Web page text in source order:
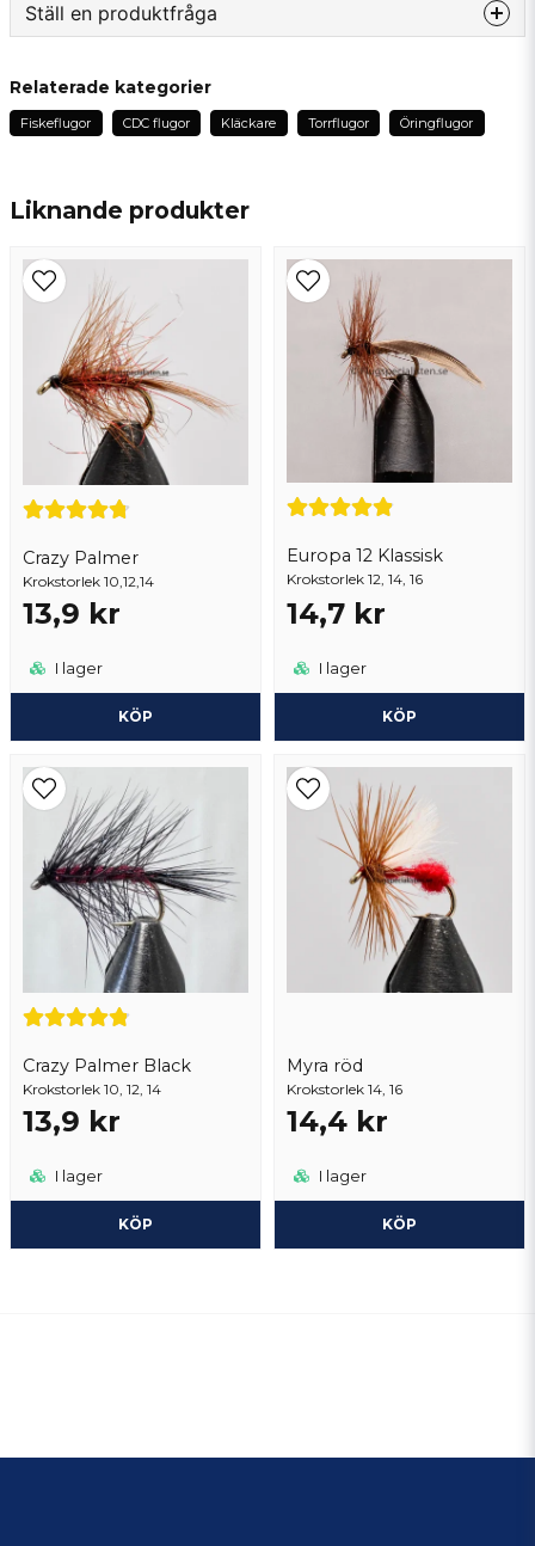
Liknande produkter
Crazy Palmer
Krokstorlek 10,12,14
13,9 kr
I lager
KÖP
Europa 12 Klassisk
Krokstorlek 12, 14, 16
14,7 kr
I lager
KÖP
Crazy Palmer Black
Krokstorlek 10, 12, 14
13,9 kr
I lager
KÖP
Myra röd
Krokstorlek 14, 16
14,4 kr
I lager
KÖP
Ställ en produktfråga
Fråga oss något om denna produkten...
Namn
email
Mejladress
Ja, ni får publicera min fråga
Skicka fråga
Relaterade kategorier
Fiskeflugor CDC flugor Kläckare Torrflugor Öringflugor